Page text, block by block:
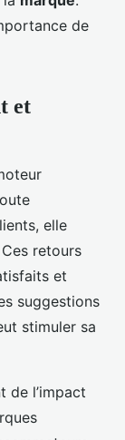
de
et
elle
Ces retours
et
suggestions
stimuler sa
de l’impact